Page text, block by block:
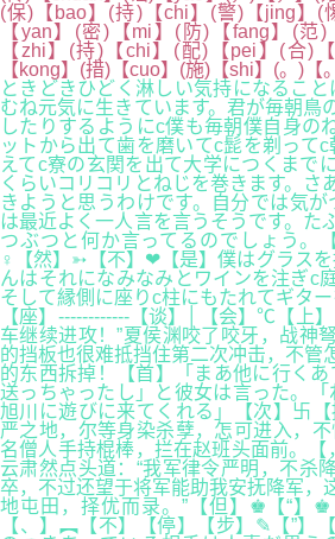
(保)【bao】(持)【chi】(警)【jing】(
【yan】(密)【mi】(防)【fang】(范
【zhi】(持)【chi】(配)【pei】(合)
【kong】(措)【cuo】(施)【shi】(。)【
ときどきひどく淋しい気持になるこ
むね元気に生きています。君が毎朝鳥
したりするようにc僕も毎朝僕自身の
ットから出て歯を磨いてc髭を剃って
えてc寮の玄関を出て大学につくまで
くらいコリコリとねじを巻きます。さ
きようと思うわけです。自分では気
は最近よく一人言を言うそうです。た
つぶつと何か言ってるのでしょう
♀【然】➳【不】❤【是】僕はグラスを
んはそれになみなみとワインを注ぎc
そして縁側に座りc柱にもたれてギター
【座】------------【谈】│【会】℃【
车继续进攻！”夏侯渊咬了咬牙，战神
的挡板也很难抵挡住第二次冲击，不管
的东西拆掉！【首】「まあ他に行く
送っちゃったし」と彼女は言った。
旭川に遊びに来てくれる」【次】
严之地，尔等身染杀孽，怎可进入，
名僧人手持棍棒，拦在赵班头面前。
云肃然点头道：“我军律令严明，不杀
卒，不过还望于将军能助我安抚降军，
地屯田，择优而录。”【但】♚【“】
【、】︻【不】【停】【步】✎【”】